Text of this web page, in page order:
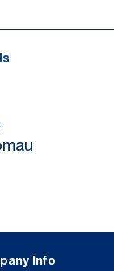
Info